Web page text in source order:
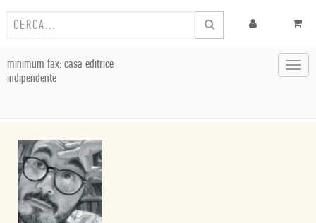
minimum fax: casa editrice
indipendente